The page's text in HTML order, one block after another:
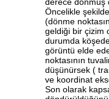
derece dönmüş
Öncelikle
(dönme
geldiği bir çizim
durumda
görüntü elde
noktasının
düşünürsek (
ve koordinat
Son olarak